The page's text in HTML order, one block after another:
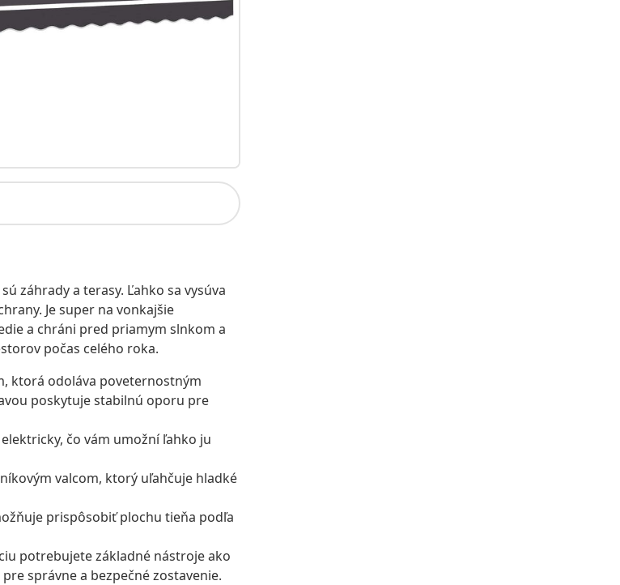
záhrady a terasy. Ľahko sa vysúva
Je super na vonkajšie
a chráni pred priamym slnkom a
počas celého roka.
ktorá odoláva poveternostným
poskytuje stabilnú oporu pre
čo vám umožní ľahko ju
valcom, ktorý uľahčuje hladké
prispôsobiť plochu tieňa podľa
potrebujete základné nástroje ako
správne a bezpečné zostavenie.